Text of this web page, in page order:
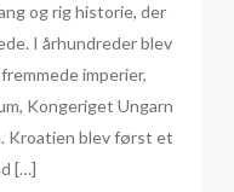
og rig historie, der
I århundreder blev
imperier,
Kongeriget Ungarn
Kroatien blev først et
[…]